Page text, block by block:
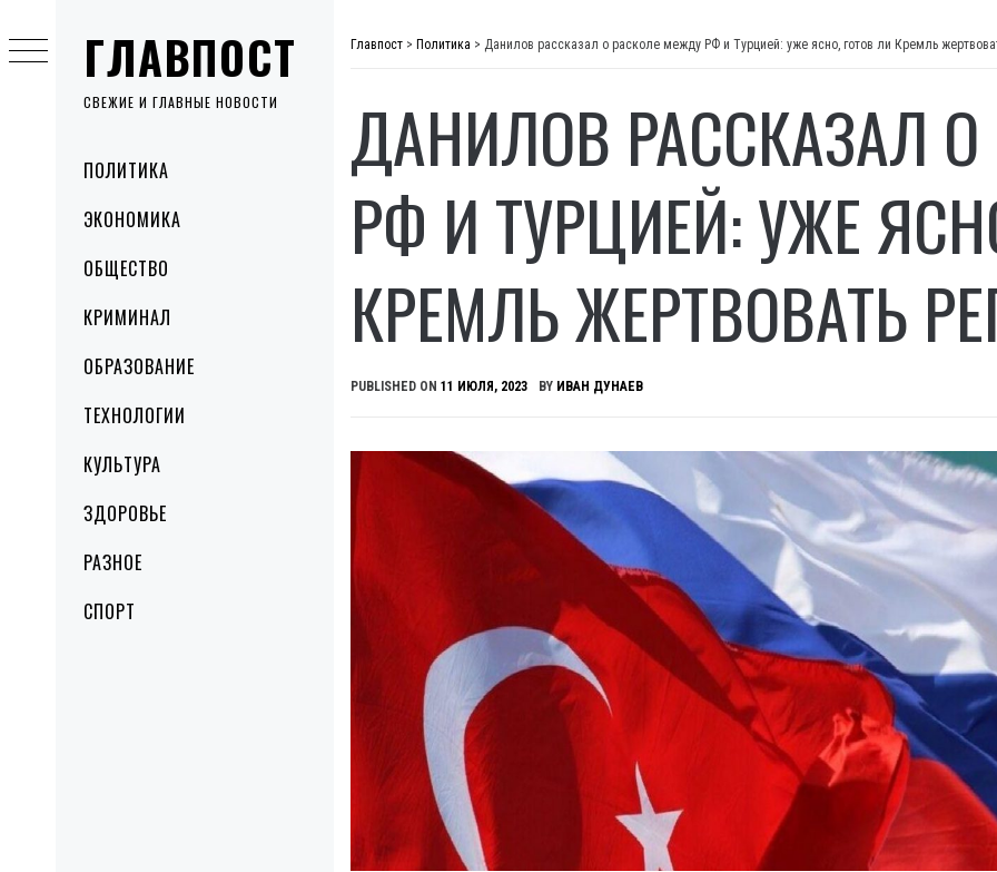
ГЛАВПОСТ
СВЕЖИЕ И ГЛАВНЫЕ НОВОСТИ
MenuПОЛИТИКА
ЭКОНОМИКА
ОБЩЕСТВО
КРИМИНАЛ
ОБРАЗОВАНИЕ
ТЕХНОЛОГИИ
КУЛЬТУРА
ЗДОРОВЬЕ
РАЗНОЕ
СПОРТ
to
content
Главпост > Политика > Данилов рассказал о расколе между РФ и Турцией: уже ясно, готов ли Кремль
ДАНИЛОВ РАССКАЗАЛ
РФ И ТУРЦИЕЙ: УЖЕ
КРЕМЛЬ ЖЕРТВОВАТЬ
PUBLISHED ON 11 ИЮЛЯ, 2023 BY ИВАН ДУНАЕВ